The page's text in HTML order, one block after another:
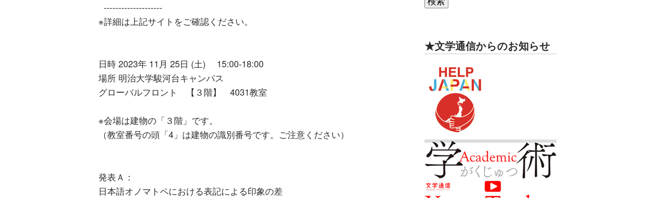
--------------------
※詳細は上記サイトをご確認ください。
日時 2023年 11月 25日 (土) 15:00-18:00
場所 明治大学駿河台キャンパス
グローバルフロント 【３階】 4031教室
※会場は建物の「３階」です。
（教室番号の頭「4」は建物の識別番号です。ご注意ください）
発表Ａ：
日本語オノマトペにおける表記による印象の差
★文学通信からのお知らせ